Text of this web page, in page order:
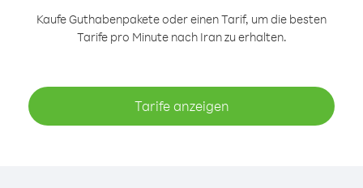
Kaufe Guthabenpakete oder einen Tarif, um die besten
Tarife pro Minute nach Iran zu erhalten.
Tarife anzeigen